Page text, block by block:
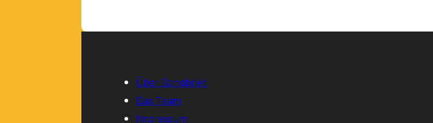
Über Songbrief
Das Team
Impressum